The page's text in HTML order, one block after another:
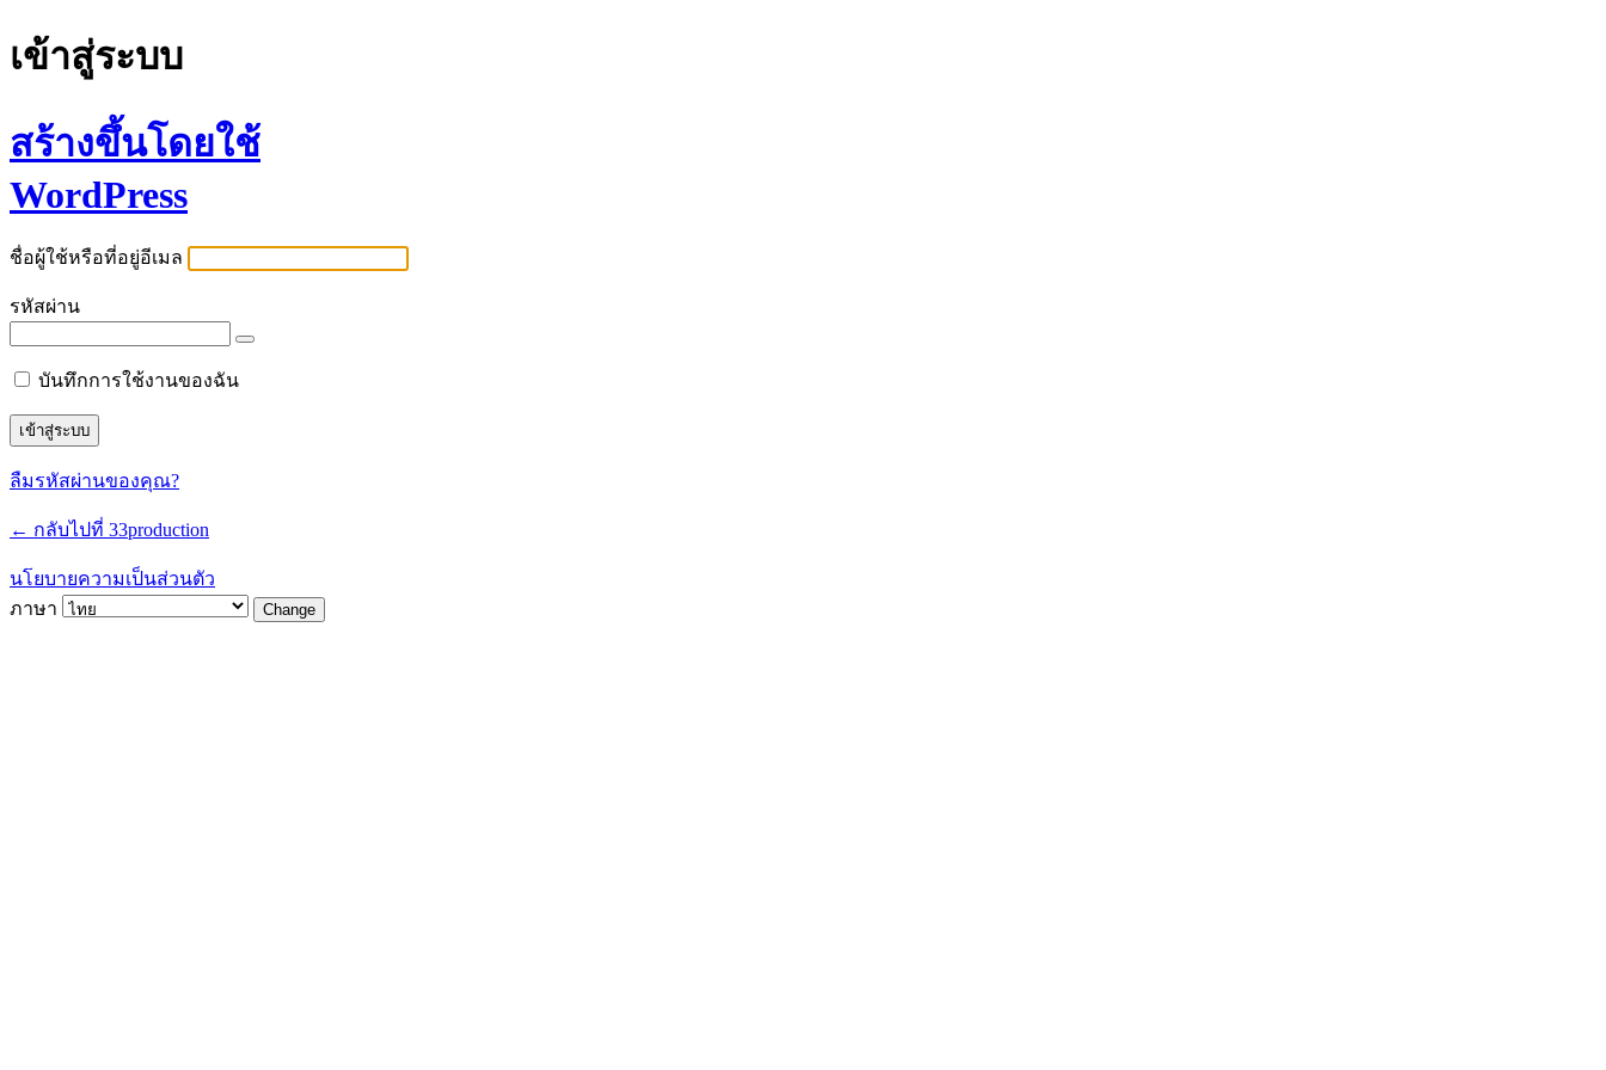
เข้าสู่ระบบ
สร้างขึ้นโดยใช้
WordPress
ชื่อผู้ใช้หรือที่อยู่อีเมล
รหัสผ่าน
บันทึกการใช้งานของฉัน
ลืมรหัสผ่านของคุณ?
← กลับไปที่ 33production
นโยบายความเป็นส่วนตัว
ภาษา